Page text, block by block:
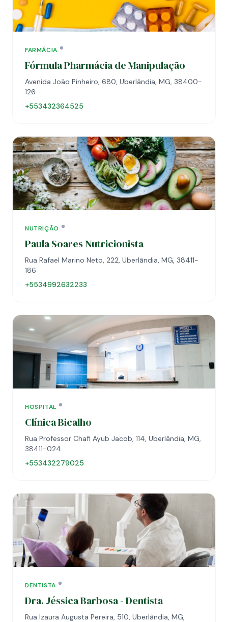
FARMÁCIA
Fórmula Pharmácia de Manipulação
Avenida João Pinheiro, 680, Uberlândia, MG, 38400-
126
+553432364525
NUTRIÇÃO
Paula Soares Nutricionista
Rua Rafael Marino Neto, 222, Uberlândia, MG, 38411-
186
+5534992632233
HOSPITAL
Clínica Bicalho
Rua Professor Chafi Ayub Jacob, 114, Uberlândia, MG,
38411-024
+553432279025
DENTISTA
Dra. Jéssica Barbosa - Dentista
Rua Izaura Augusta Pereira, 510, Uberlândia, MG,